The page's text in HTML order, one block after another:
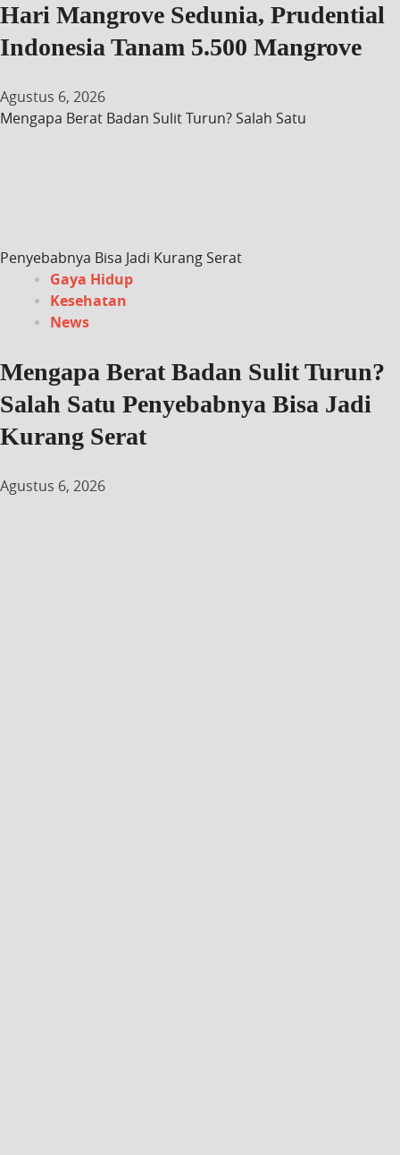
Hari Mangrove Sedunia, Prudential
Indonesia Tanam 5.500 Mangrove
Agustus 6, 2026
Mengapa Berat Badan Sulit Turun? Salah Satu
Penyebabnya Bisa Jadi Kurang Serat
Gaya Hidup
Kesehatan
News
Mengapa Berat Badan Sulit Turun?
Salah Satu Penyebabnya Bisa Jadi
Kurang Serat
Agustus 6, 2026